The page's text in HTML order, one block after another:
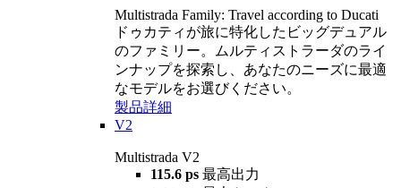
Multistrada Family: Travel according to Ducati
ドゥカティが旅に特化したビッグデュアル
のファミリー。ムルティストラーダのライ
ンナップを探索し、あなたのニーズに最適
なモデルをお選びください。
製品詳細
V2
Multistrada V2
115.6 ps 最高出力